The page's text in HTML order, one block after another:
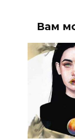
Вам